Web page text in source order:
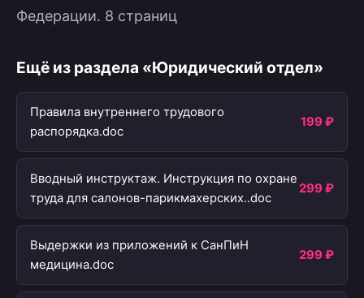
Федерации. 8 страниц
Ещё из раздела «Юридический отдел»
Правила внутреннего трудового
распорядка.doc
199 ₽
Вводный инструктаж. Инструкция по охране
труда для салонов-парикмахерских..doc
299 ₽
Выдержки из приложений к СанПиН
медицина.doc
299 ₽